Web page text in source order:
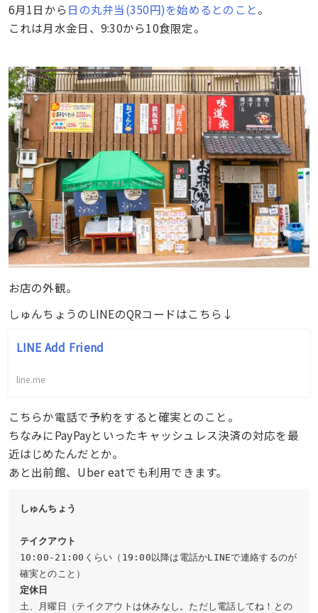
6月1日から日の丸弁当(350円)を始めるとのこと。
これは月水金日、9:30から10食限定。
お店の外観。
しゅんちょうのLINEのQRコードはこちら↓
LINE Add Friend
line.me
こちらか電話で予約をすると確実とのこと。
ちなみにPayPayといったキャッシュレス決済の対応を最
近はじめたんだとか。
あと出前館、Uber eatでも利用できます。
しゅんちょう
テイクアウト
10:00-21:00くらい（19:00以降は電話かLINEで連絡するのが
定休日
土、月曜日（テイクアウトは休みなし。ただし電話してね！との